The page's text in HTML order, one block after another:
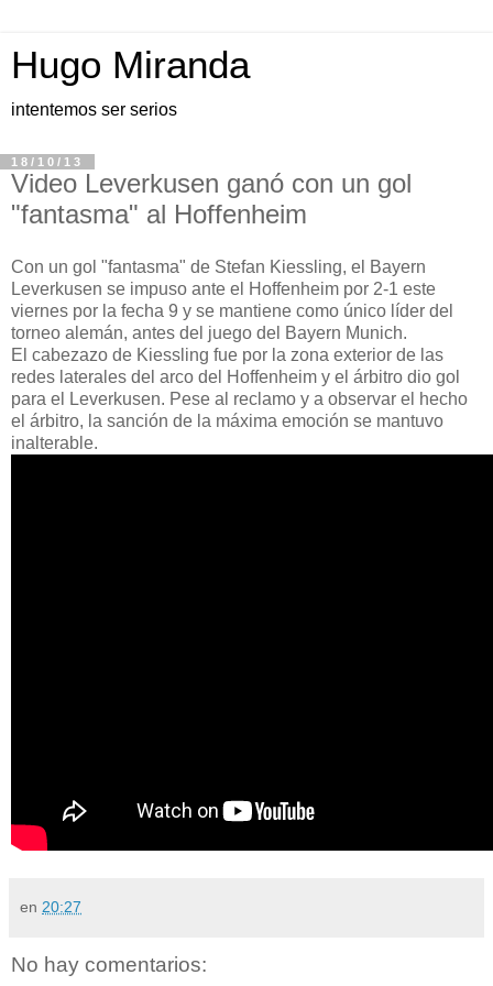
Hugo Miranda
intentemos ser serios
18/10/13
Video Leverkusen ganó con un gol
"fantasma" al Hoffenheim
Con un gol "fantasma" de Stefan Kiessling, el Bayern
Leverkusen se impuso ante el Hoffenheim por 2-1 este
viernes por la fecha 9 y se mantiene como único líder del
torneo alemán, antes del juego del Bayern Munich.
El cabezazo de Kiessling fue por la zona exterior de las
redes laterales del arco del Hoffenheim y el árbitro dio gol
para el Leverkusen. Pese al reclamo y a observar el hecho
el árbitro, la sanción de la máxima emoción se mantuvo
inalterable.
en 20:27
No hay comentarios: